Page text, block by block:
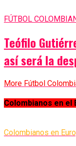
FÚTBOL
Teófilo
así será la
More Fútbol
Colombianos en el
Colombianos en